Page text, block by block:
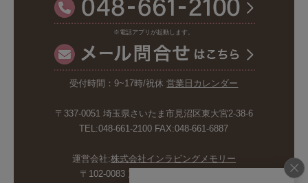
※電話アプリが起動します。
受付時間：9~17時/祝休営業日カレンダー
〒337-0051 埼玉県さいたま市見沼区東大宮2-38-6
TEL:048-661-2100 FAX:048-661-6887
運営会社:株式会社インラビングメモリー
〒102-0083 東京都千代田区麹町5-6-4